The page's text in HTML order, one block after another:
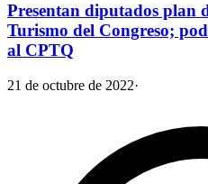
Presentan diputados plan
Turismo del Congreso;
al CPTQ
21 de octubre de 2022·